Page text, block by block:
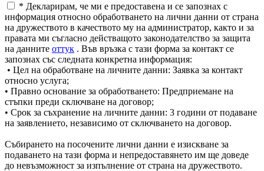
* Декларирам, че ми е предоставена и се запознах с
информация относно обработването на лични данни от страна
на дружеството в качеството му на администратор, както и за
правата ми съгласно действащото законодателство за защита
на данните оттук . Във връзка с тази форма за контакт се
запознах със следната конкретна информация:
• Цел на обработване на личните данни: Заявка за контакт
относно услуга;
• Правно основание за обработването: Предприемане на
стъпки преди сключване на договор;
• Срок за съхранение на личните данни: 3 години от подаване
на заявлението, независимо от сключването на договор.
Събирането на посочените лични данни е изискване за
подаването на тази форма и непредоставянето им ще доведе
до невъзможност за изпълнение от страна на дружеството.